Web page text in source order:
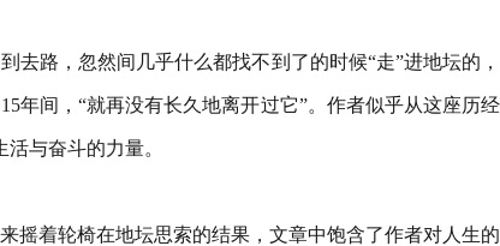
路，忽然间几乎什么都找不到了的时候“走”进地坛的，
年间，“就再没有长久地离开过它”。作者似乎从这座历经
与奋斗的力量。
摇着轮椅在地坛思索的结果，文章中饱含了作者对人生的